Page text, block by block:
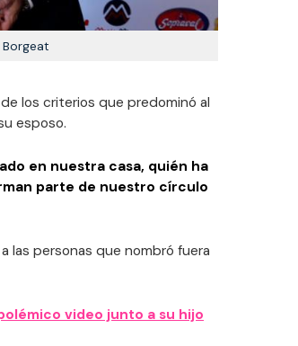
los criterios que predominó al
esposo.
en nuestra casa, quién ha
parte de nuestro círculo
las personas que nombró fuera
video junto a su hijo